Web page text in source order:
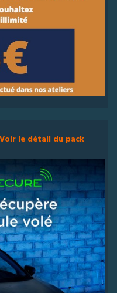
Voir le détail du pack